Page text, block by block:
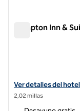
Hampton Inn &
Ver detalles del
Ver detalles del hotel
2,02 millas